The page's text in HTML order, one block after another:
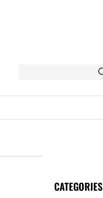
CATEGORIES